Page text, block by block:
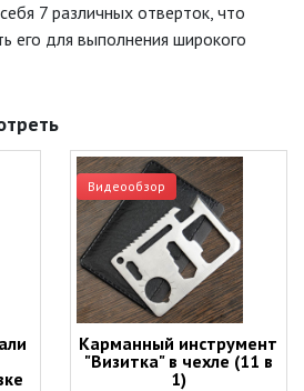
7 различных отверток, что
его для выполнения широкого
Видеообзор
Карманный инструмент
"Визитка" в чехле (11 в
1)